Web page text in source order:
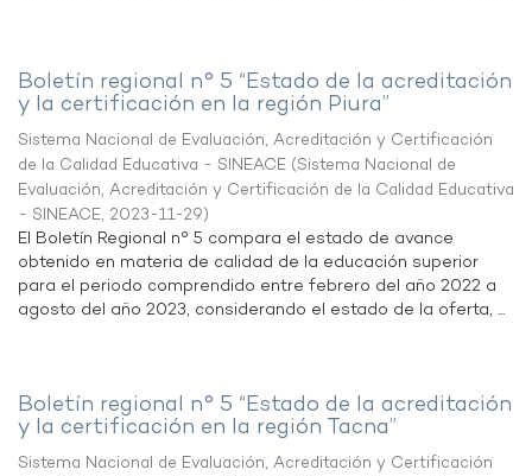
Boletín regional n° 5 “Estado de la acreditación
y la certificación en la región Piura”
Sistema Nacional de Evaluación, Acreditación y Certificación
de la Calidad Educativa - SINEACE (Sistema Nacional de
Evaluación, Acreditación y Certificación de la Calidad Educativa
- SINEACE, 2023-11-29)
El Boletín Regional n° 5 compara el estado de avance
obtenido en materia de calidad de la educación superior
para el periodo comprendido entre febrero del año 2022 a
agosto del año 2023, considerando el estado de la oferta, ...
Boletín regional n° 5 “Estado de la acreditación
y la certificación en la región Tacna”
Sistema Nacional de Evaluación, Acreditación y Certificación